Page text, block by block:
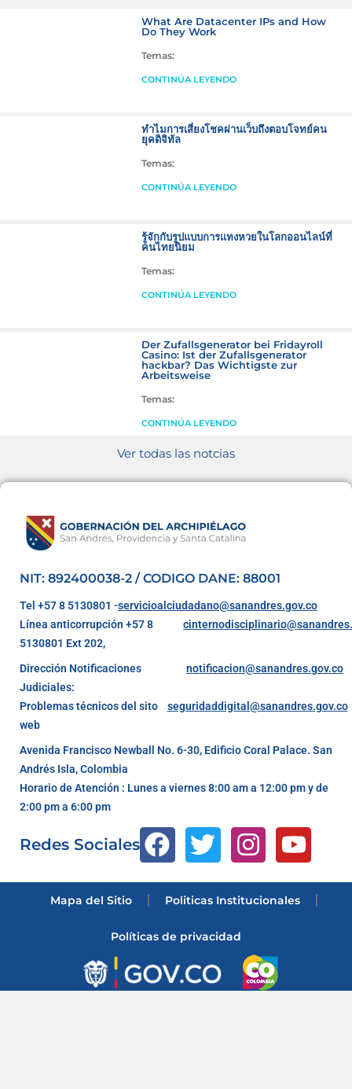
What Are Datacenter IPs and How
Do They Work
Temas:
CONTINÚA LEYENDO
ทำไมการเสี่ยงโชคผ่านเว็บถึงตอบโจทย์คน
ยุคดิจิทัล
Temas:
CONTINÚA LEYENDO
รู้จักกับรูปแบบการแทงหวยในโลกออนไลน์ที่
คนไทยนิยม
Temas:
CONTINÚA LEYENDO
Der Zufallsgenerator bei Fridayroll
Casino: Ist der Zufallsgenerator
hackbar? Das Wichtigste zur
Arbeitsweise
Temas:
CONTINÚA LEYENDO
Ver todas las notcias
NIT: 892400038-2 / CODIGO DANE: 88001
Tel +57 8 5130801 -servicioalciudadano@sanandres.gov.co
Línea anticorrupción +57 8
5130801 Ext 202,
Dirección Notificaciones
Judiciales:
notificacion@sanandres.gov.co
Problemas técnicos del sito
web
seguridaddigital@sanandres.gov.co
Avenida Francisco Newball No. 6-30, Edificio Coral Palace. San
Andrés Isla, Colombia
Horario de Atención : Lunes a viernes 8:00 am a 12:00 pm y de
2:00 pm a 6:00 pm
Redes Sociales
Mapa del Sitio Politicas Institucionales
Políticas de privacidad